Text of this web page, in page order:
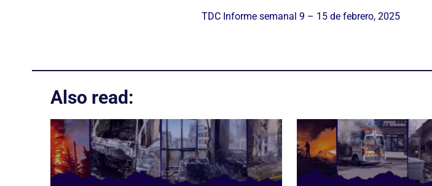
TDC Informe semanal 9 – 15 de febrero, 2025
Also read: